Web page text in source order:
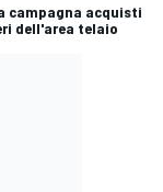
campagna acquisti
dell'area telaio